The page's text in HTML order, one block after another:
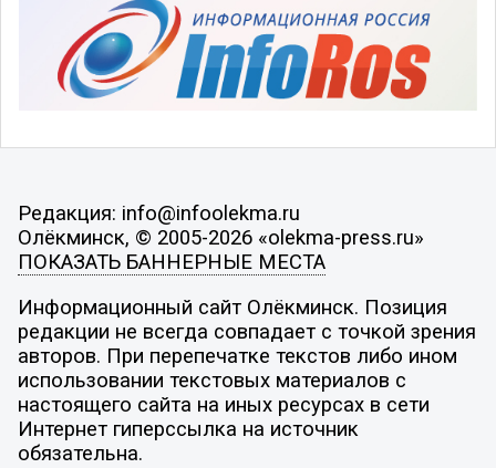
Редакция: info@infoolekma.ru
Олёкминск, © 2005-2026 «olekma-press.ru»
ПОКАЗАТЬ БАННЕРНЫЕ МЕСТА
Информационный сайт Олёкминск. Позиция
редакции не всегда совпадает с точкой зрения
авторов. При перепечатке текстов либо ином
использовании текстовых материалов с
настоящего сайта на иных ресурсах в сети
Интернет гиперссылка на источник
обязательна.